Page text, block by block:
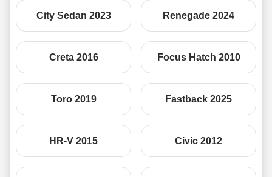
City Sedan 2023 Renegade 2024
Creta 2016 Focus Hatch 2010
Toro 2019 Fastback 2025
HR-V 2015 Civic 2012